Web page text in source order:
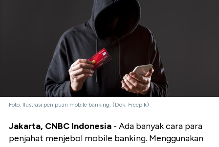
Foto: Ilustrasi penipuan mobile banking. (Dok. Freepik)
Jakarta, CNBC Indonesia - Ada banyak cara para
penjahat menjebol mobile banking. Menggunakan